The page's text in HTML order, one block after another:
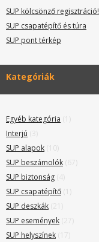
SUP kölcsönző regisztráció!
SUP csapatépítő és túra
SUP pont térkép
Kategóriák
Egyéb kategória (1)
Interjú (3)
SUP alapok (10)
SUP beszámolók (67)
SUP biztonság (4)
SUP csapatépítő (1)
SUP deszkák (21)
SUP események (27)
SUP helyszínek (17)